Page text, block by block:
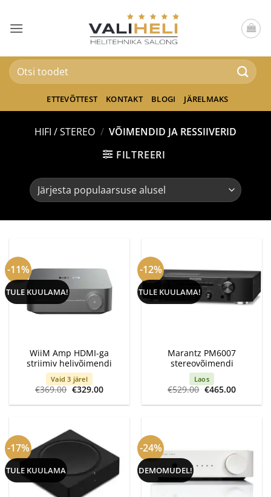
content
Otsi:
ETTEVÕTTEST KONTAKT BLOGI JÄRELMAKS
HIFI / STEREO / VÕIMENDID JA RESSIIVERID
FILTREERI
-11%
TULE KUULAMA!
WiiM Amp HDMI-ga
striimiv helivõimendi
Vaid 3 järel
€369.00 Algne
oli:
€329.00Current
is:
-12%
TULE KUULAMA!
Marantz PM6007
stereovõimendi
Laos
€529.00 Algne
oli:
€465.00Current
is:
-17%
TULE KUULAMA
-24%
DEMOMUDEL!